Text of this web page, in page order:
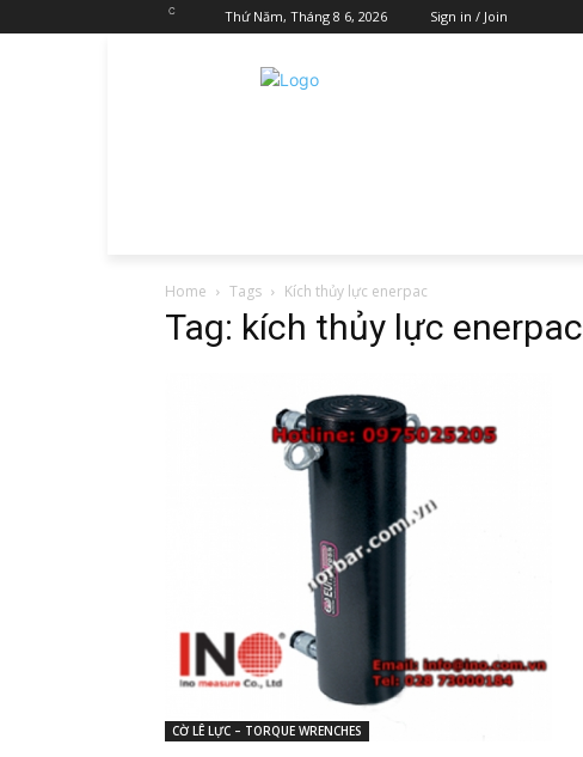
C Thứ Năm, Tháng 8 6, 2026 Sign in / Join
Home Tags Kích thủy lực enerpac
Tag: kích thủy lực enerpac
CỜ LÊ LỰC – TORQUE WRENCHES